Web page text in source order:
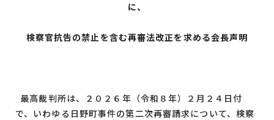
に、
検察官抗告の禁止を含む再審法改正を求める会長声明
最高裁判所は、２０２６年（令和８年）２月２４日付
で、いわゆる日野町事件の第二次再審請求について、検察